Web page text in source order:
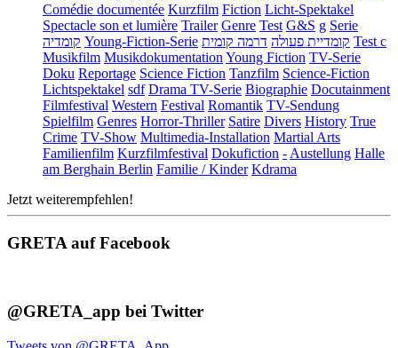
Comédie documentée Kurzfilm Fiction Licht-Spektakel
Spectacle son et lumière Trailer Genre Test G&S g Serie
קומדיה Young-Fiction-Serie קומדיית פעולה דרמה קומית
Test c
Musikfilm Musikdokumentation Young Fiction TV-Serie
Doku Reportage Science Fiction Tanzfilm Science-Fiction
Lichtspektakel sdf Drama TV-Serie Biographie Docutainment
Filmfestival Western Festival Romantik TV-Sendung
Spielfilm Genres Horror-Thriller Satire Divers History True
Crime TV-Show Multimedia-Installation Martial Arts
Familienfilm Kurzfilmfestival Dokufiction - Austellung Halle
am Berghain Berlin Familie / Kinder Kdrama
Jetzt weiterempfehlen!
GRETA auf Facebook
@GRETA_app bei Twitter